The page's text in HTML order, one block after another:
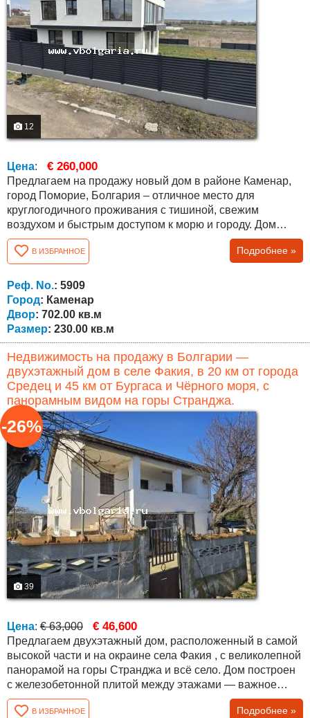
12
Цена: € 260,000
Предлагаем на продажу новый дом в районе Каменар,
город Поморие, Болгария – отличное место для
круглогодичного проживания с тишиной, свежим
воздухом и быстрым доступом к морю и городу. Дом
расположен на асфальтированной улице, в спокойном
районе с соседями только с одной стороны, что
обеспечивает уединение и комфорт. Есть вид на море.
Дом построен с использованием материалов высокого
качества и имеет современный дизайн....
В ИЗБРАННОЕ Подробнее »
Реф. No.: 5909
Город: Каменар
Двор: 702.00 кв.м
Размер: 230.00 кв.м
Недвижимость на продажу в Болгарии —
двухэтажный дом в селе Факия, в 20 км от города
Средец и 45 км от Бургаса и Чёрного моря, с
панорамным видом на горы Странджа.
39
-26%
Цена: € 63,000 € 46,600
Предлагаем двухэтажный дом, расположенный в самой
высокой части и на окраине села Факия , с великолепной
панорамой на горы Странджа и всё село. Дом построен
с железобетонной плитой между этажами — важное
конструктивное преимущество для такого типа
недвижимости. Общая жилая площадь составляет около
В ИЗБРАННОЕ Подробнее »